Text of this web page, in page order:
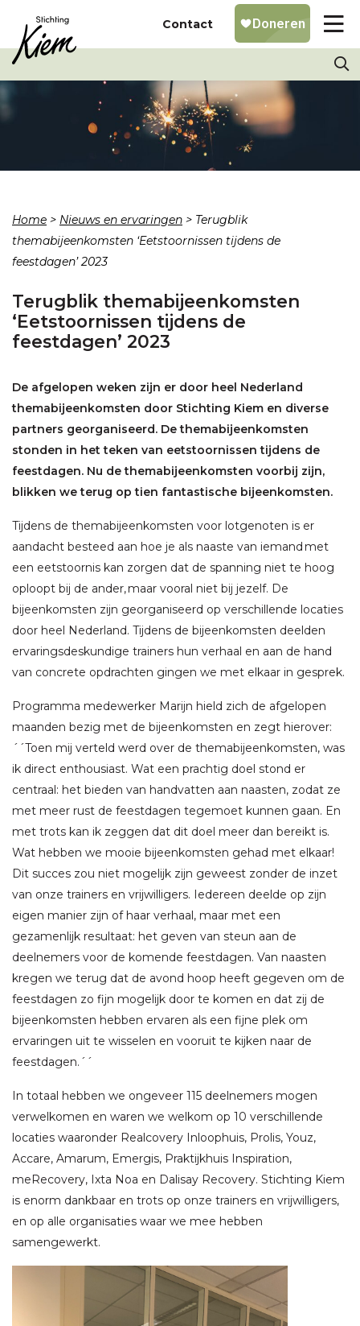
Contact
Home > Nieuws en ervaringen > Terugblik
themabijeenkomsten ‘Eetstoornissen tijdens de
feestdagen’ 2023
Terugblik themabijeenkomsten
‘Eetstoornissen tijdens de
feestdagen’ 2023
De afgelopen weken zijn er door heel Nederland
themabijeenkomsten door Stichting Kiem en diverse
partners georganiseerd. De themabijeenkomsten
stonden in het teken van eetstoornissen tijdens de
feestdagen. Nu de themabijeenkomsten voorbij zijn,
blikken we terug op tien fantastische bijeenkomsten.
Tijdens de themabijeenkomsten voor lotgenoten is er
aandacht besteed aan hoe je als naaste van iemand met
een eetstoornis kan zorgen dat de spanning niet te hoog
oploopt bij de ander, maar vooral niet bij jezelf. De
bijeenkomsten zijn georganiseerd op verschillende locaties
door heel Nederland. Tijdens de bijeenkomsten deelden
ervaringsdeskundige trainers hun verhaal en aan de hand
van concrete opdrachten gingen we met elkaar in gesprek.
Programma medewerker Marijn hield zich de afgelopen
maanden bezig met de bijeenkomsten en zegt hierover:
´´Toen mij verteld werd over de themabijeenkomsten, was
ik direct enthousiast. Wat een prachtig doel stond er
centraal: het bieden van handvatten aan naasten, zodat ze
met meer rust de feestdagen tegemoet kunnen gaan. En
met trots kan ik zeggen dat dit doel meer dan bereikt is.
Wat hebben we mooie bijeenkomsten gehad met elkaar!
Dit succes zou niet mogelijk zijn geweest zonder de inzet
van onze trainers en vrijwilligers. Iedereen deelde op zijn
eigen manier zijn of haar verhaal, maar met een
gezamenlijk resultaat: het geven van steun aan de
deelnemers voor de komende feestdagen. Van naasten
kregen we terug dat de avond hoop heeft gegeven om de
feestdagen zo fijn mogelijk door te komen en dat zij de
bijeenkomsten hebben ervaren als een fijne plek om
ervaringen uit te wisselen en vooruit te kijken naar de
feestdagen.´´
In totaal hebben we ongeveer 115 deelnemers mogen
verwelkomen en waren we welkom op 10 verschillende
locaties waaronder Realcovery Inloophuis, Prolis, Youz,
Accare, Amarum, Emergis, Praktijkhuis Inspiration,
meRecovery, Ixta Noa en Dalisay Recovery. Stichting Kiem
is enorm dankbaar en trots op onze trainers en vrijwilligers,
en op alle organisaties waar we mee hebben
samengewerkt.